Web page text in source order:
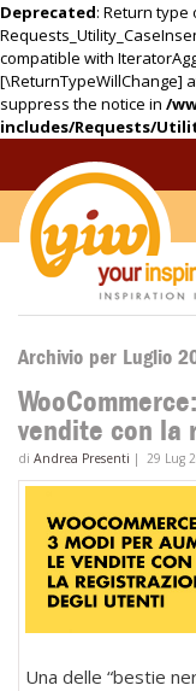
Deprecated: Return type
compatible with
[\ReturnTypeWillChange]
suppress the notice in /
includes/Requests/
Archivio per Luglio
vendite con la
di Andrea Presenti | 29 Lug
Una delle “bestie